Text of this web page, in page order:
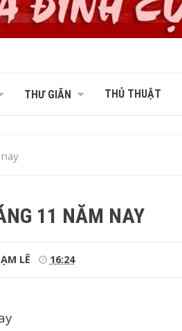
THƯ GIÃN THỦ THUẬT
11 NĂM NAY
LÊ 16:24